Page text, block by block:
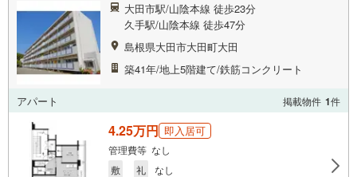
大田市駅/山陰本線 徒歩23分
久手駅/山陰本線 徒歩47分
島根県大田市大田町大田
築41年/地上5階建て/鉄筋コンクリート
アパート 掲載物件 1件
4.25万円 即入居可
管理費等 なし
敷
礼 なし